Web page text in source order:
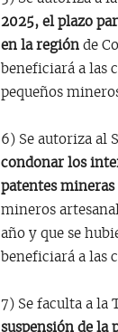
2025, el plazo
en la región de
beneficiará a las
pequeños
6) Se autoriza al
condonar los
patentes
mineros
año y que se
beneficiará a las
7) Se faculta a la
suspensión de la